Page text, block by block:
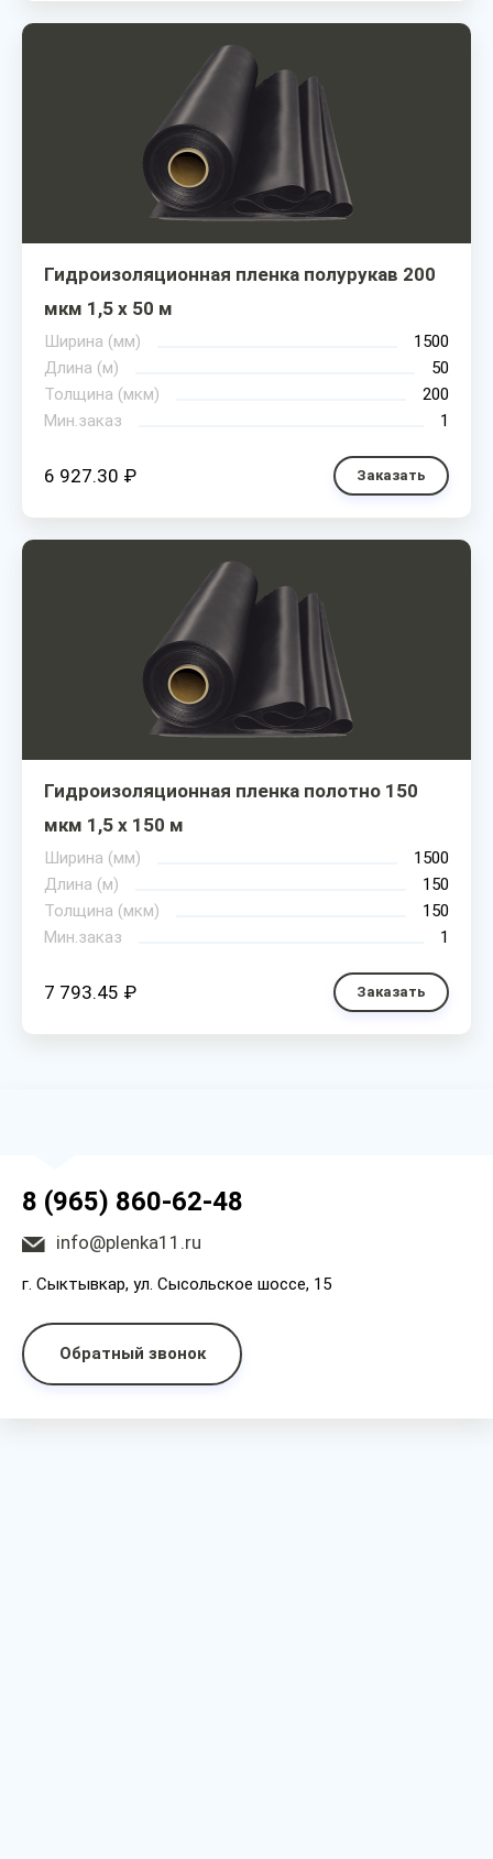
Гидроизоляционная пленка полурукав 200
мкм 1,5 х 50 м
Ширина (мм)
1500
Длина (м)
50
Толщина (мкм)
200
Мин.заказ
1
6 927.30 ₽ Заказать
Гидроизоляционная пленка полотно 150
мкм 1,5 х 150 м
Ширина (мм)
1500
Длина (м)
150
Толщина (мкм)
150
Мин.заказ
1
7 793.45 ₽ Заказать
8 (965) 860-62-48
info@plenka11.ru
г. Сыктывкар, ул. Сысольское шоссе, 15
Обратный звонок